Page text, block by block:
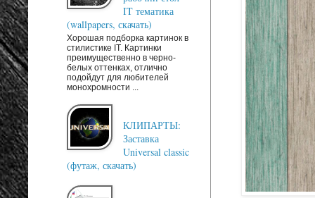
IT тематика
(wallpapers, скачать)
Хорошая подборка картинок в
стилистике IT. Картинки
преимущественно в черно-
белых оттенках, отлично
подойдут для любителей
монохромности ...
КЛИПАРТЫ:
Заставка
Universal classic
(футаж, скачать)